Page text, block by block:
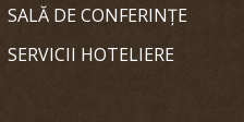
SALĂ DE CONFERINȚE
SERVICII HOTELIERE